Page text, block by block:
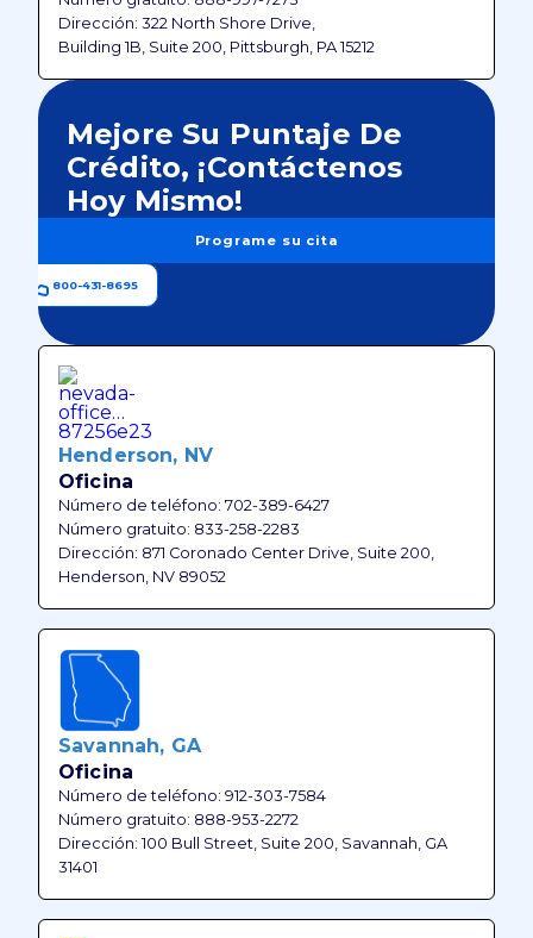
Dirección: 322 North Shore Drive,
Building 1B, Suite 200, Pittsburgh, PA 15212
Mejore Su Puntaje De
Crédito, ¡contáctenos
Hoy Mismo!
Programe su cita
800-431-8695
Henderson, NV
Oficina
Número de teléfono: 702-389-6427
Número gratuito: 833-258-2283
Dirección: 871 Coronado Center Drive, Suite 200,
Henderson, NV 89052
Savannah, GA
Oficina
Número de teléfono: 912-303-7584
Número gratuito: 888-953-2272
Dirección: 100 Bull Street, Suite 200, Savannah, GA
31401